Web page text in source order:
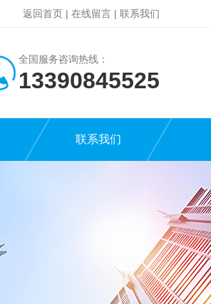
返回首页 | 在线留言 | 联系我们
全国服务咨询热线：
13390845525
联系我们